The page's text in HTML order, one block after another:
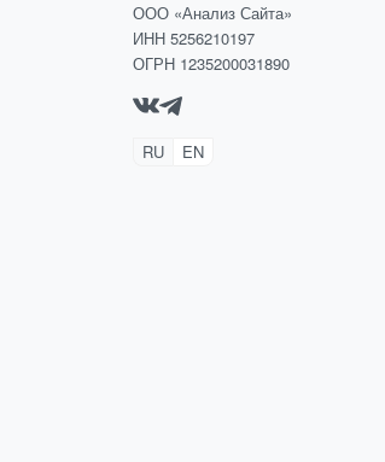
ООО «Анализ Сайта»
ИНН 5256210197
ОГРН 1235200031890
RU EN